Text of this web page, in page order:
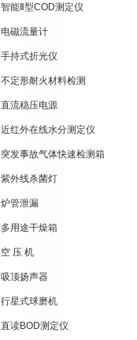
智能Ⅱ型COD测定仪
电磁流量计
手持式折光仪
不定形耐火材料检测
直流稳压电源
近红外在线水分测定仪
突发事故气体快速检测箱
紫外线杀菌灯
炉管泄漏
多用途干燥箱
空 压 机
吸顶扬声器
行星式球磨机
直读BOD测定仪